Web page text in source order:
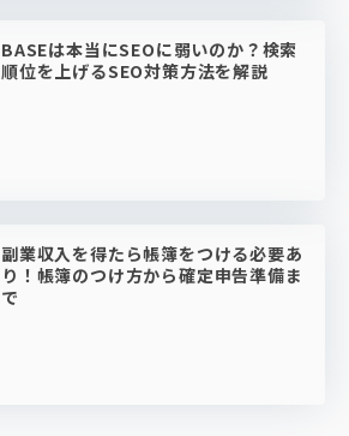
BASEは本当にSEOに弱いのか？検索
順位を上げるSEO対策方法を解説
副業収入を得たら帳簿をつける必要あ
り！帳簿のつけ方から確定申告準備ま
で